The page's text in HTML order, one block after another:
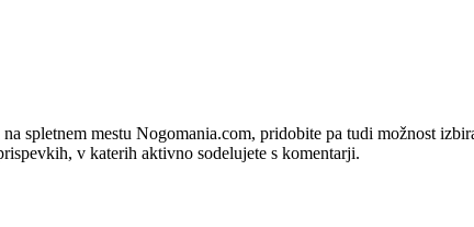
spletnem mestu Nogomania.com, pridobite pa tudi možnost
v katerih aktivno sodelujete s komentarji.